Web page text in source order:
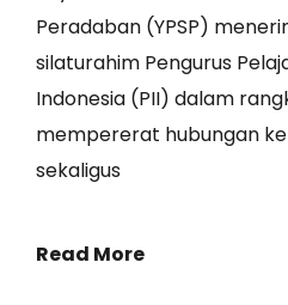
Peradaban (YPSP)
silaturahim Pengurus
Indonesia (PII) dalam
mempererat hubungan
sekaligus
Read More